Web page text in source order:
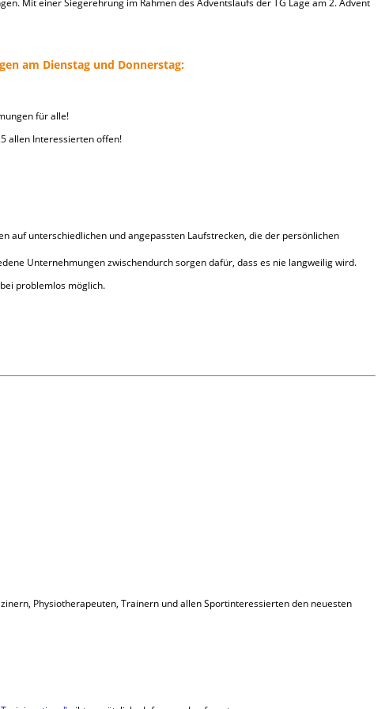
am Dienstag und Donnerstag:
für alle!
allen Interessierten offen!
auf unterschiedlichen und angepassten Laufstrecken, die der persönlichen
Unternehmungen zwischendurch sorgen dafür, dass es nie langweilig wird.
problemlos möglich.
Physiotherapeuten, Trainern und allen Sportinteressierten den neuesten